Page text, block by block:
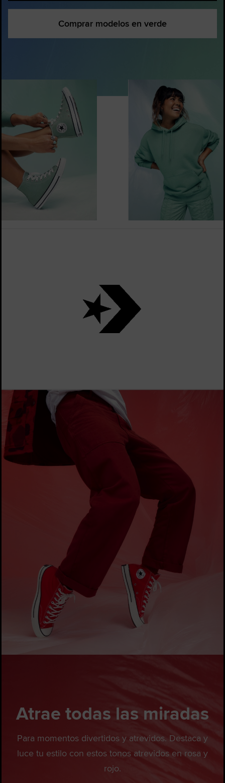
Comprar modelos en verde
Atrae todas las miradas
Para momentos divertidos y atrevidos. Destaca y
luce tu estilo con estos tonos atrevidos en rosa y
rojo.